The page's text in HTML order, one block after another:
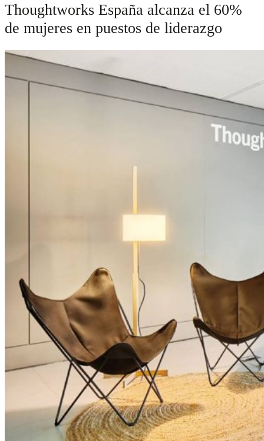
Thoughtworks España alcanza el 60%
de mujeres en puestos de liderazgo